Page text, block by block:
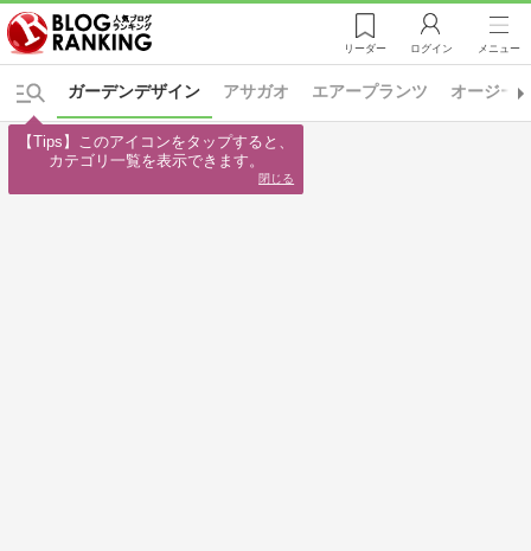
リーダー ログイン メニュー
アサガオ エアープランツ オージー
ガーデンデザイン
【Tips】このアイコンをタップすると、
カテゴリ一覧を表示できます。
閉じる